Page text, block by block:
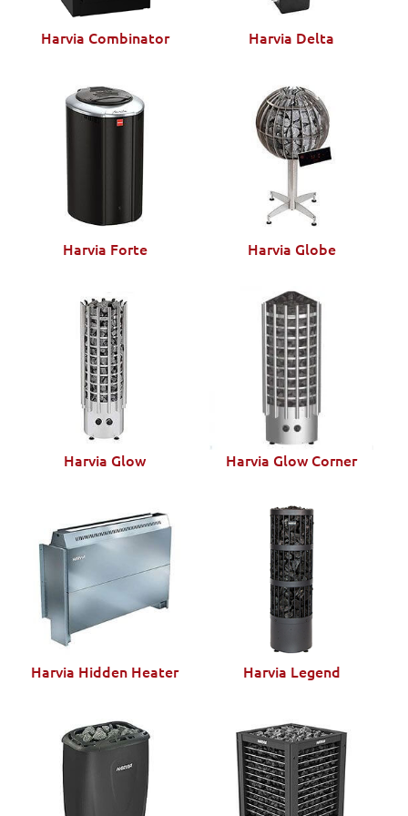
Harvia Combinator Harvia Delta
Harvia Forte Harvia Globe
Harvia Glow Harvia Glow Corner
Harvia Hidden Heater Harvia Legend